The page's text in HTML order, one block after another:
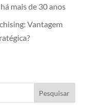
mais de 30 anos
Vantagem
Pesquisar